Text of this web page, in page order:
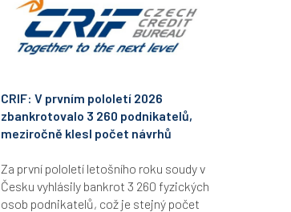
CRIF: V prvním pololetí 2026
zbankrotovalo 3 260 podnikatelů,
meziročně klesl počet návrhů
Za první pololetí letošního roku soudy v
Česku vyhlásily bankrot 3 260 fyzických
osob podnikatelů, což je stejný počet